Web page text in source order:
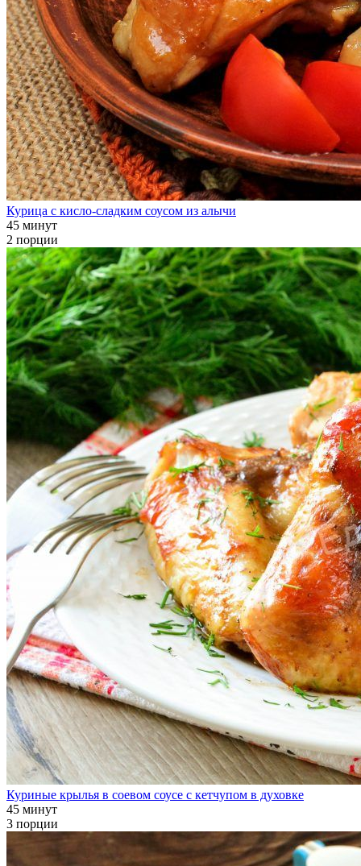
Курица с кисло-сладким соусом из алычи
45 минут
2 порции
Куриные крылья в соевом соусе с кетчупом в духовке
45 минут
3 порции